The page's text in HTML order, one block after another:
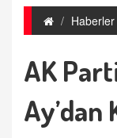
Haberler
AK
Ay’dan